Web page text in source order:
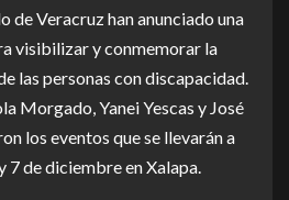
de Veracruz han anunciado una
visibilizar y conmemorar la
las personas con discapacidad.
Morgado, Yanei Yescas y José
los eventos que se llevarán a
de diciembre en Xalapa.